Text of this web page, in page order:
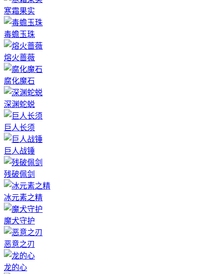
寒霜果实
毒蟾玉珠
熔火蔷薇
腐化魔石
深渊蛇蜕
巨人长须
巨人战锤
残破佩剑
冰元素之精
魔犬守护
恶意之刃
龙的心